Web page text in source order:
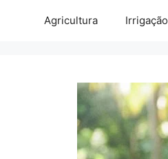
Agricultura Irrigação